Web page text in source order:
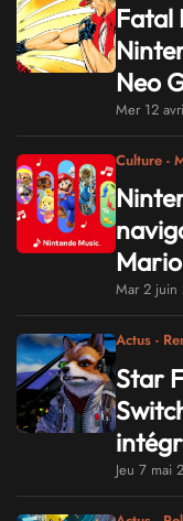
Fatal
Neo
Mer 12
Culture -
Mar 2 juin
Actus -
Star
Jeu 7 mai